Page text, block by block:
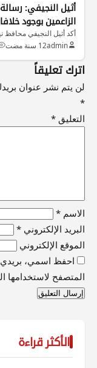
أثيل النجيفي:
الزاعمين بوجود
أكد أثيل النجيفي محافظ
admin12 سنة مضت
اترك تعليقاً
لن يتم نشر عنوان
*
التعليق *
الاسم *
البريد الإلكتروني *
الموقع الإلكتروني
احفظ اسمي، بريدي
المتصفح لاستخدامها
الأكثر قراءة